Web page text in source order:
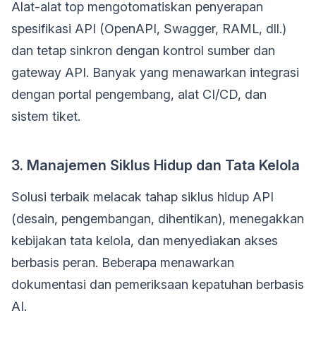
Alat-alat top mengotomatiskan penyerapan
spesifikasi API (OpenAPI, Swagger, RAML, dll.)
dan tetap sinkron dengan kontrol sumber dan
gateway API. Banyak yang menawarkan integrasi
dengan portal pengembang, alat CI/CD, dan
sistem tiket.
3. Manajemen Siklus Hidup dan Tata Kelola
Solusi terbaik melacak tahap siklus hidup API
(desain, pengembangan, dihentikan), menegakkan
kebijakan tata kelola, dan menyediakan akses
berbasis peran. Beberapa menawarkan
dokumentasi dan pemeriksaan kepatuhan berbasis
AI.